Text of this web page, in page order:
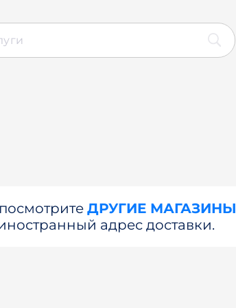
ДРУГИЕ МАГАЗИНЫ
адрес доставки.